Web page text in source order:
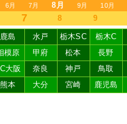
6月 7月 8月 9月 10月
7 8 9
鹿島 水戸 栃木SC 栃木C
模原 甲府 松本 長野
大阪 奈良 神戸 鳥取
熊本 大分 宮崎 鹿児島